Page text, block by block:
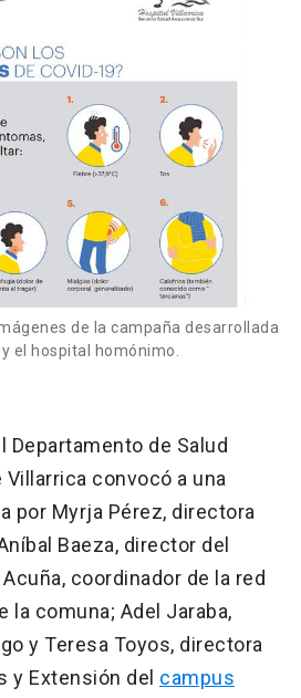
launch
de la campaña desarrollada
el hospital homónimo.
Departamento de Salud
Villarrica convocó a una
por Myrja Pérez, directora
Baeza, director del
coordinador de la red
la comuna; Adel Jaraba,
y Teresa Toyos, directora
y Extensión del campus